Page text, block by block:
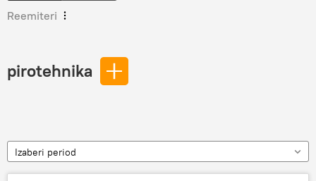
Reemiteri
pirotehnika
Izaberi period